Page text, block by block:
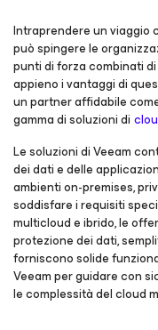
Intraprendere un viaggio
può spingere le
punti di forza combinati
appieno i vantaggi di
un partner affidabile
gamma di soluzioni di
Le soluzioni di Veeam
dei dati e delle
ambienti on-premises,
soddisfare i requisiti
multicloud e ibrido, le
protezione dei dati,
forniscono solide
Veeam per guidare con
le complessità del cloud